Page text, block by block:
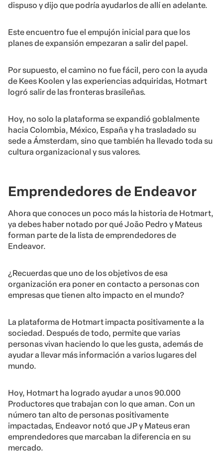
dispuso y dijo que podría ayudarlos de allí en adelante.
Este encuentro fue el empujón inicial para que los
planes de expansión empezaran a salir del papel.
Por supuesto, el camino no fue fácil, pero con la ayuda
de Kees Koolen y las experiencias adquiridas, Hotmart
logró salir de las fronteras brasileñas.
Hoy, no solo la plataforma se expandió goblalmente
hacia Colombia, México, España y ha trasladado su
sede a Ámsterdam, sino que también ha llevado toda su
cultura organizacional y sus valores.
Emprendedores de Endeavor
Ahora que conoces un poco más la historia de Hotmart,
ya debes haber notado por qué João Pedro y Mateus
forman parte de la lista de emprendedores de
Endeavor.
¿Recuerdas que uno de los objetivos de esa
organización era poner en contacto a personas con
empresas que tienen alto impacto en el mundo?
La plataforma de Hotmart impacta positivamente a la
sociedad. Después de todo, permite que varias
personas vivan haciendo lo que les gusta, además de
ayudar a llevar más información a varios lugares del
mundo.
Hoy, Hotmart ha logrado ayudar a unos 90.000
Productores que trabajan con lo que aman. Con un
número tan alto de personas positivamente
impactadas, Endeavor notó que JP y Mateus eran
emprendedores que marcaban la diferencia en su
mercado.